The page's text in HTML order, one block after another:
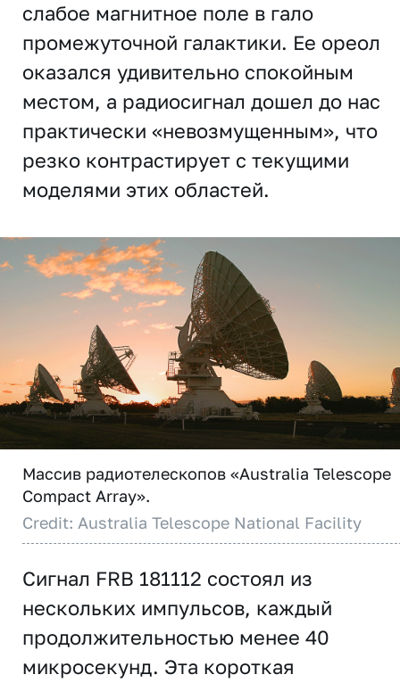
слабое магнитное поле в гало
промежуточной галактики. Ее ореол
оказался удивительно спокойным
местом, а радиосигнал дошел до нас
практически «невозмущенным», что
резко контрастирует с текущими
моделями этих областей.
Массив радиотелескопов «Australia Telescope
Compact Array».
Credit: Australia Telescope National Facility
Сигнал FRB 181112 состоял из
нескольких импульсов, каждый
продолжительностью менее 40
микросекунд. Эта короткая